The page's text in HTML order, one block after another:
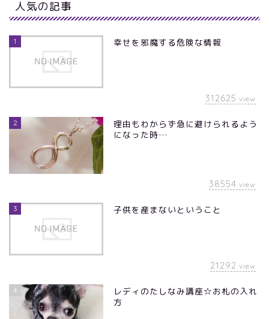
人気の記事
1 幸せを邪魔する危険な情報
312625 view
2
理由もわからず急に避けられるよう
になった時…
38554 view
3 子供を産まないということ
21292 view
4
レディのたしなみ講座☆お札の入れ
方